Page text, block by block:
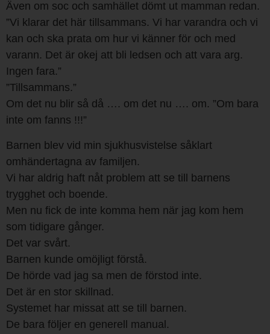
Även om soc och samhället dömt ut mamman redan.
”Vi klarar det här tillsammans. Vi har varandra och vi
kan och ska prata om hur vi känner för och med
varann. Det är okej att bli ledsen och att vara arg.
Ingen fara.”
”Tillsammans.”
Om det nu blir så då …. om det nu …. om. ”Om bara
inte om fanns !!!”
Barnen blev vid min sjukhusvistelse såklart
omhändertagna av familjen.
Vi har aldrig haft nåt problem att se till barnens
trygghet och boende.
Men nu fick de inte komma hem när jag kom hem
som tidigare gånger.
Det var svårt.
Barnen kunde omöjligt förstå.
De hörde vad jag sa men de förstod inte.
Det är en stor skillnad.
Systemet har missat att se till barnen.
De bara följer en generell manual.